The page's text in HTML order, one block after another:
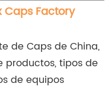
Caps Factory
de Caps de China,
productos, tipos de
de equipos